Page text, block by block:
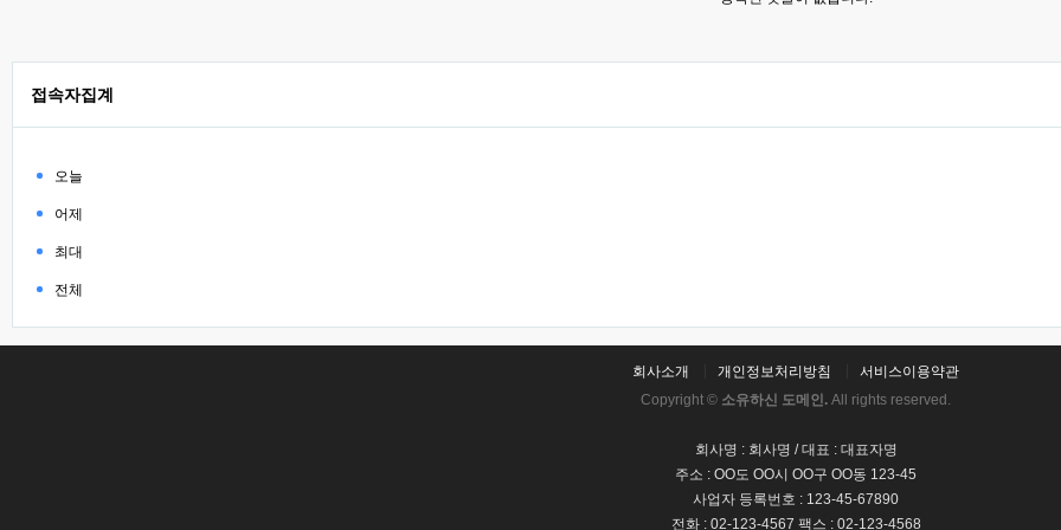
접속자집계
오늘
어제
최대
전체
회사소개 개인정보처리방침
서비스이용약관
Copyright © 소유하신 도메인. All rights reserved.
회사명 : 회사명 / 대표 : 대표자명
주소 : OO도 OO시 OO구 OO동 123-45
사업자 등록번호 : 123-45-67890
전화 : 02-123-4567 팩스 : 02-123-4568